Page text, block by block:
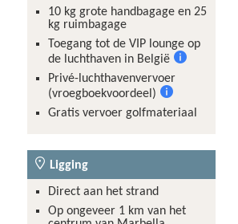
10 kg grote handbagage en 25
kg ruimbagage
Toegang tot de VIP lounge op
de luchthaven in België
informatie
Privé-luchthavenvervoer
(vroegboekvoordeel)
Meer
Gratis vervoer golfmateriaal
Ligging
Direct aan het strand
Op ongeveer 1 km van het